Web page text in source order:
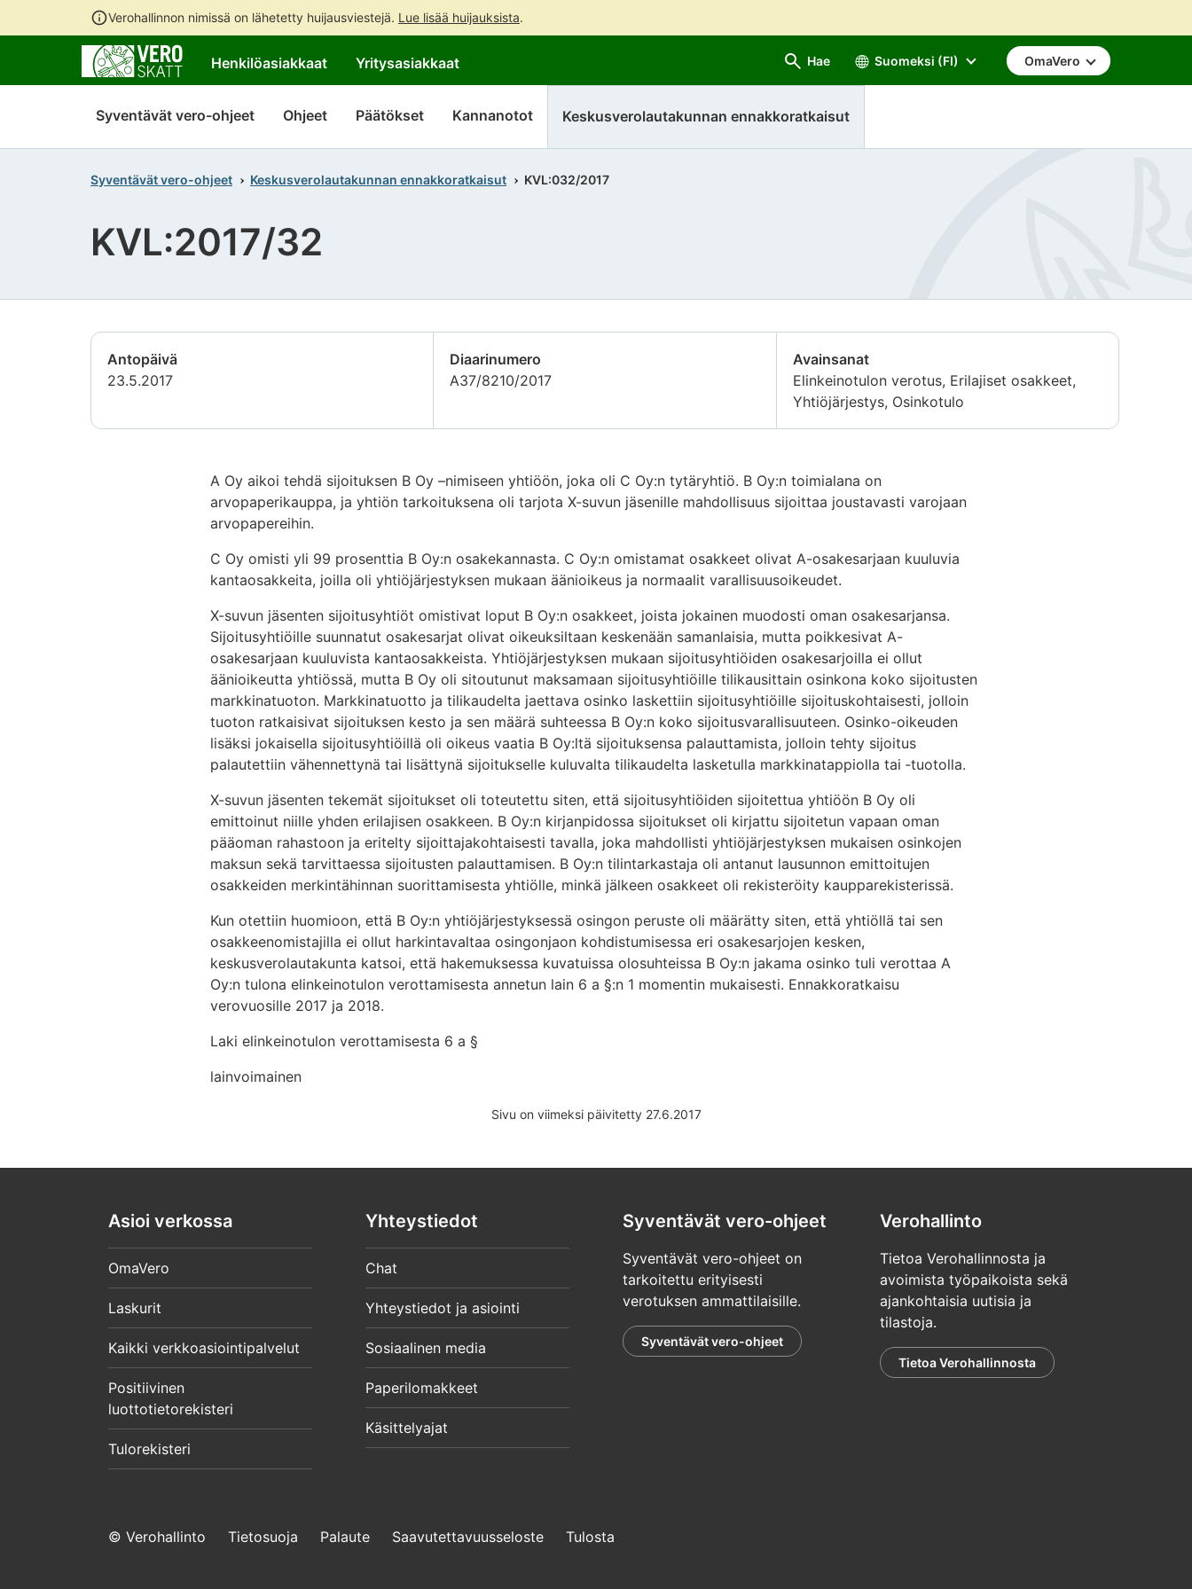
Verohallinnon nimissä on lähetetty huijausviestejä. Lue lisää huijauksista.
sisältöön
sivuston
hakuun
Henkilöasiakkaat Yritysasiakkaat Hae Suomeksi (FI) OmaVero
Syventävät vero-ohjeet Ohjeet Päätökset Kannanotot Keskusverolautakunnan ennakkoratkaisut
Syventävät vero-ohjeet Keskusverolautakunnan ennakkoratkaisut KVL:032/2017
KVL:2017/32
Antopäivä
23.5.2017
Diaarinumero
A37/8210/2017
Avainsanat
Elinkeinotulon verotus, Erilajiset osakkeet,
Yhtiöjärjestys, Osinkotulo
A Oy aikoi tehdä sijoituksen B Oy –nimiseen yhtiöön, joka oli C Oy:n tytäryhtiö. B Oy:n toimialana on
arvopaperikauppa, ja yhtiön tarkoituksena oli tarjota X-suvun jäsenille mahdollisuus sijoittaa joustavasti varojaan
arvopapereihin.
C Oy omisti yli 99 prosenttia B Oy:n osakekannasta. C Oy:n omistamat osakkeet olivat A-osakesarjaan kuuluvia
kantaosakkeita, joilla oli yhtiöjärjestyksen mukaan äänioikeus ja normaalit varallisuusoikeudet.
X-suvun jäsenten sijoitusyhtiöt omistivat loput B Oy:n osakkeet, joista jokainen muodosti oman osakesarjansa.
Sijoitusyhtiöille suunnatut osakesarjat olivat oikeuksiltaan keskenään samanlaisia, mutta poikkesivat A-
osakesarjaan kuuluvista kantaosakkeista. Yhtiöjärjestyksen mukaan sijoitusyhtiöiden osakesarjoilla ei ollut
äänioikeutta yhtiössä, mutta B Oy oli sitoutunut maksamaan sijoitusyhtiöille tilikausittain osinkona koko sijoitusten
markkinatuoton. Markkinatuotto ja tilikaudelta jaettava osinko laskettiin sijoitusyhtiöille sijoituskohtaisesti, jolloin
tuoton ratkaisivat sijoituksen kesto ja sen määrä suhteessa B Oy:n koko sijoitusvarallisuuteen. Osinko-oikeuden
lisäksi jokaisella sijoitusyhtiöillä oli oikeus vaatia B Oy:ltä sijoituksensa palauttamista, jolloin tehty sijoitus
palautettiin vähennettynä tai lisättynä sijoitukselle kuluvalta tilikaudelta lasketulla markkinatappiolla tai ‑tuotolla.
X-suvun jäsenten tekemät sijoitukset oli toteutettu siten, että sijoitusyhtiöiden sijoitettua yhtiöön B Oy oli
emittoinut niille yhden erilajisen osakkeen. B Oy:n kirjanpidossa sijoitukset oli kirjattu sijoitetun vapaan oman
pääoman rahastoon ja eritelty sijoittajakohtaisesti tavalla, joka mahdollisti yhtiöjärjestyksen mukaisen osinkojen
maksun sekä tarvittaessa sijoitusten palauttamisen. B Oy:n tilintarkastaja oli antanut lausunnon emittoitujen
osakkeiden merkintähinnan suorittamisesta yhtiölle, minkä jälkeen osakkeet oli rekisteröity kaupparekisterissä.
Kun otettiin huomioon, että B Oy:n yhtiöjärjestyksessä osingon peruste oli määrätty siten, että yhtiöllä tai sen
osakkeenomistajilla ei ollut harkintavaltaa osingonjaon kohdistumisessa eri osakesarjojen kesken,
keskusverolautakunta katsoi, että hakemuksessa kuvatuissa olosuhteissa B Oy:n jakama osinko tuli verottaa A
Oy:n tulona elinkeinotulon verottamisesta annetun lain 6 a §:n 1 momentin mukaisesti. Ennakkoratkaisu
verovuosille 2017 ja 2018.
Laki elinkeinotulon verottamisesta 6 a §
lainvoimainen
Sivu on viimeksi päivitetty 27.6.2017
Asioi verkossa
OmaVero
Laskurit
Kaikki verkkoasiointipalvelut
Positiivinen
luottotietorekisteri
Tulorekisteri
Yhteystiedot
Chat
Yhteystiedot ja asiointi
Sosiaalinen media
Paperilomakkeet
Käsittelyajat
Syventävät vero-ohjeet
Syventävät vero-ohjeet on
tarkoitettu erityisesti
verotuksen ammattilaisille.
Syventävät vero-ohjeet
Verohallinto
Tietoa Verohallinnosta ja
avoimista työpaikoista sekä
ajankohtaisia uutisia ja
tilastoja.
Tietoa Verohallinnosta
© Verohallinto Tietosuoja Palaute Saavutettavuusseloste Tulosta